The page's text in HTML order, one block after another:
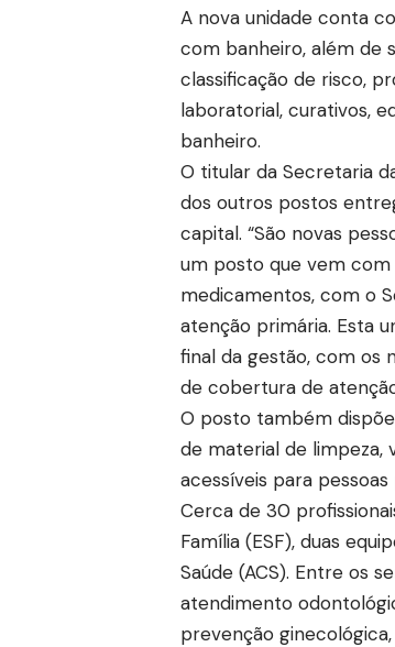
A nova unidade conta
com banheiro, além de
classificação de risco,
laboratorial, curativos,
banheiro.
O titular da Secretaria
dos outros postos
capital. “São novas
um posto que vem com
medicamentos, com o
atenção primária. Esta
final da gestão, com os
de cobertura de
O posto também
de material de limpeza,
acessíveis para
Cerca de 30
Família (ESF), duas
Saúde (ACS). Entre os
atendimento
prevenção